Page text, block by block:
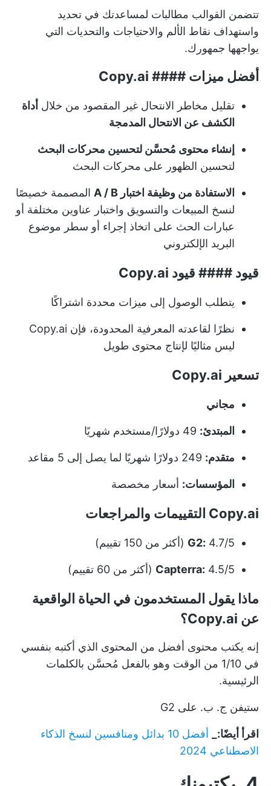
تتضمن القوالب مطالبات لمساعدتك في تحديد
واستهداف نقاط الألم والاحتياجات والتحديات التي
يواجهها جمهورك.
أفضل ميزات #### Copy.ai
تقليل مخاطر الانتحال غير المقصود من خلال أداة
الكشف عن الانتحال المدمجة
إنشاء محتوى مُحسَّن لتحسين محركات البحث
لتحسين الظهور على محركات البحث
الاستفادة من وظيفة اختبار A / B
المصممة خصيصًا
لنسخ المبيعات والتسويق واختبار عناوين مختلفة أو
عبارات الحث على اتخاذ إجراء أو سطر موضوع
البريد الإلكتروني
قيود #### قيود Copy.ai
يتطلب الوصول إلى ميزات محددة اشتراكًا
نظرًا لقاعدته المعرفية المحدودة، فإن Copy.ai
ليس مثاليًا لإنتاج محتوى طويل
تسعير Copy.ai
مجاني
المبتدئ:
متقدم:
المؤسسات: أسعار مخصصة
Copy.ai التقييمات والمراجعات
G2: 4.7/5 (أكثر من 150 تقييم)
Capterra: 4.5/5 (أكثر من 60 تقييم)
ماذا يقول المستخدمون في الحياة الواقعية
عن Copy.ai؟
إنه يكتب محتوى أفضل من المحتوى الذي أكتبه بنفسي
في 1/10 من الوقت وهو بالفعل مُحسَّن بالكلمات
الرئيسية.
ستيفن ج. ب. على G2
اقرأ أيضًا:_
أفضل 10 بدائل ومنافسين لنسخ الذكاء
الاصطناعي 2024